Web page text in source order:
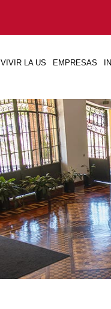
VIVIR LA US EMPRESAS